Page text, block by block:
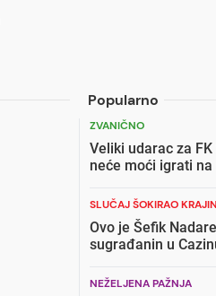
Popularno
ZVANIČNO
Veliki udarac za
neće moći igrati
SLUČAJ ŠOKIRAO
Ovo je Šefik
sugrađanin u
NEŽELJENA PAŽNJA